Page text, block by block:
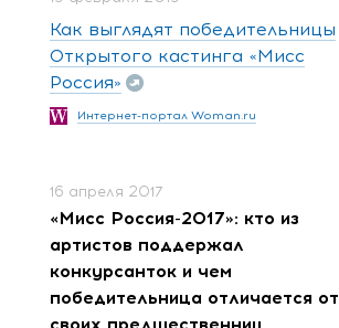
Как выглядят победительницы
Открытого кастинга «Мисс
Россия»
Интернет-портал Woman.ru
16 апреля 2017
«Мисс Россия-2017»: кто из
артистов поддержал
конкурсанток и чем
победительница отличается от
своих предшественниц